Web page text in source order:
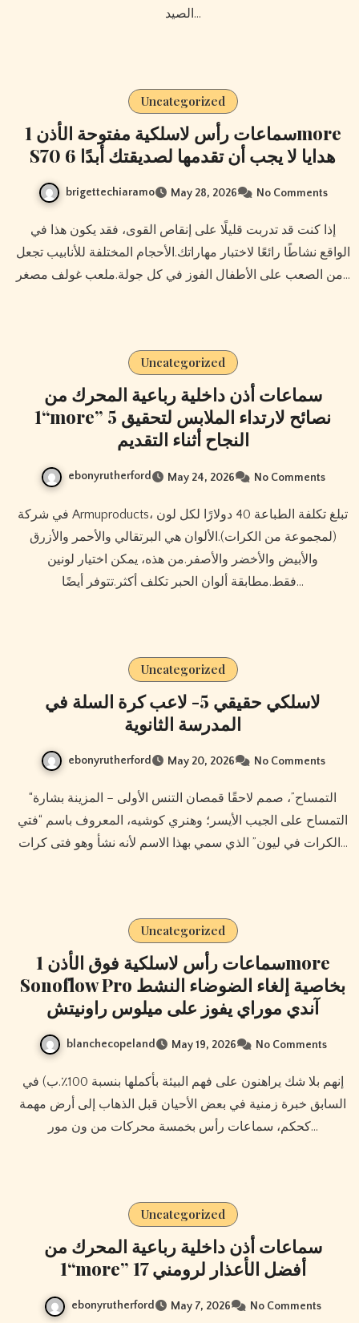
الصيد…
Uncategorized
سماعات رأس لاسلكية مفتوحة الأذن 1more
S70 6 هدايا لا يجب أن تقدمها لصديقتك أبدًا
brigettechiaramo May 28, 2026 No Comments
إذا كنت قد تدربت قليلًا على إنقاص القوى، فقد يكون هذا في
الواقع نشاطًا رائعًا لاختبار مهاراتك.الأحجام المختلفة للأنابيب تجعل
من الصعب على الأطفال الفوز في كل جولة.ملعب غولف مصغر…
Uncategorized
سماعات أذن داخلية رباعية المحرك من
“1more” 5 نصائح لارتداء الملابس لتحقيق
النجاح أثناء التقديم
ebonyrutherford May 24, 2026 No Comments
في شركة Armuproducts، تبلغ تكلفة الطباعة 40 دولارًا لكل لون
(لمجموعة من الكرات).الألوان هي البرتقالي والأحمر والأزرق
والأبيض والأخضر والأصفر.من هذه، يمكن اختيار لونين
فقط.مطابقة ألوان الحبر تكلف أكثر.تتوفر أيضًا…
Uncategorized
لاسلكي حقيقي 5- لاعب كرة السلة في
المدرسة الثانوية
ebonyrutherford May 20, 2026 No Comments
“التمساح”، صمم لاحقًا قمصان التنس الأولى – المزينة بشارة
التمساح على الجيب الأيسر؛ وهنري كوشيه، المعروف باسم “فتي
الكرات في ليون” الذي سمي بهذا الاسم لأنه نشأ وهو فتى كرات…
Uncategorized
سماعات رأس لاسلكية فوق الأذن 1more
Sonoflow Pro بخاصية إلغاء الضوضاء النشط
آندي موراي يفوز على ميلوس راونيتش
blanchecopeland May 19, 2026 No Comments
السابق خبرة زمنية في بعض الأحيان قبل الذهاب إلى أرض مهمة
كحكم، سماعات رأس بخمسة محركات من ون مور…
Uncategorized
سماعات أذن داخلية رباعية المحرك من
“1more” 17 أفضل الأعذار لرومني
ebonyrutherford May 7, 2026 No Comments